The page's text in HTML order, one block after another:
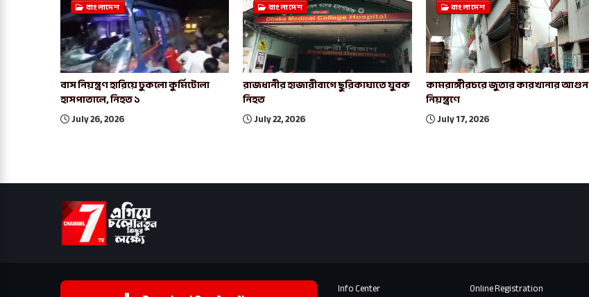
বাংলাদেশ
বাস নিয়ন্ত্রণ হারিয়ে ঢুকলো কুর্মিটোলা
হাসপাতালে, নিহত ১
July 26, 2026
বাংলাদেশ
রাজধানীর হাজারীবাগে ছুরিকাঘাতে যুবক
নিহত
July 22, 2026
বাংলাদেশ
কামরাঙ্গীরচরে জুতার কারখানার আগুন
নিয়ন্ত্রণে
July 17, 2026
Info Center
Online Registration